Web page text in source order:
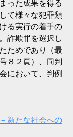
った成果を得る
て様々な犯罪類
る実行の着手の
詐欺罪を選択し
ためであり（最
８２頁）、同判
において、判例
新たな社会への